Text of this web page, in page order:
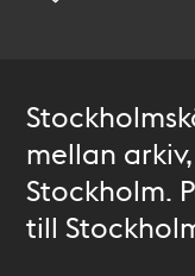
mellan
Stockholm.
till